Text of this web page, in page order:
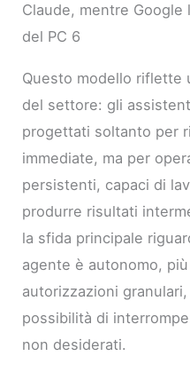
Claude, mentre
del PC 6
Questo modello riflette
del settore: gli
progettati soltanto per
immediate, ma per
persistenti, capaci di
produrre risultati
la sfida principale
agente è autonomo,
autorizzazioni
possibilità di
non desiderati.